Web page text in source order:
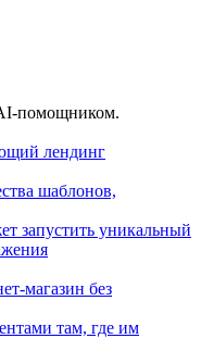
помощником.
лендинг
шаблонов,
запустить уникальный
магазин без
там, где им